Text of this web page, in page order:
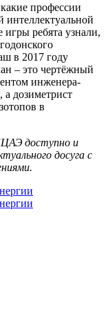
профессии
интеллектуальной
ребята узнали,
в 2017 году
– это чертёжный
инженера-
а дозиметрист
в
доступно и
досуга с